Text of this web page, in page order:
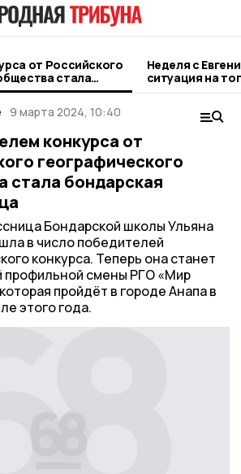
от Российского
стала
Неделя с
ситуация на
городе и
9 марта 2024, 10:40
конкурса от
географического
стала бондарская
Бондарской школы Ульяна
в число победителей
конкурса. Теперь она станет
профильной смены РГО «Мир
пройдёт в городе Анапа в
этого года.